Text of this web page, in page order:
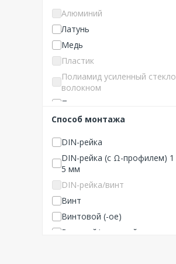
160 А
200 А
210 А
250 А
275 А
300 А
315 А
320 А
400 А
450 А
500 А
600 А
630 А
700 А
16
18
20
22
24
26
48
Алюминий
Латунь
Медь
Пластик
Полиамид усиленный стекло
волокном
Полипропилен
Сталь
Способ монтажа
DIN-рейка
DIN-рейка (с Ω-профилем) 1
5 мм
DIN-рейка/винт
Винт
Винтовой (-ое)
Втычной/вставной